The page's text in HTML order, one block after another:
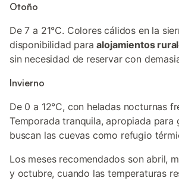
Otoño
De 7 a 21°C. Colores cálidos en la
disponibilidad paraalojamientos
sin necesidad de reservar con
Invierno
De 0 a 12°C, con heladas nocturnas
Temporada tranquila, apropiada para
buscan las cuevas como refugio
Los meses recomendados son abril,
y octubre, cuando las temperaturas